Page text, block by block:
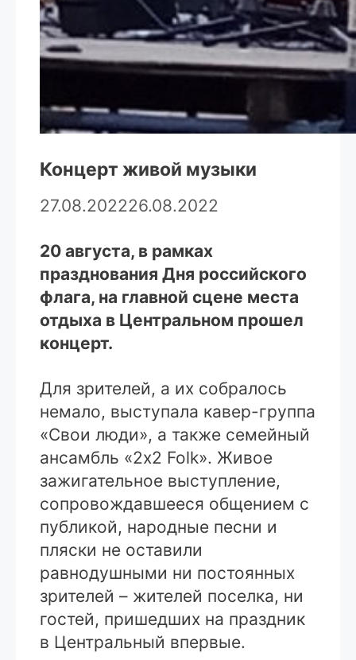
Концерт живой музыки
27.08.202226.08.2022
20 августа, в рамках
празднования Дня российского
флага, на главной сцене места
отдыха в Центральном прошел
концерт.
Для зрителей, а их собралось
немало, выступала кавер-группа
«Свои люди», а также семейный
ансамбль «2х2 Folk». Живое
зажигательное выступление,
сопровождавшееся общением с
публикой, народные песни и
пляски не оставили
равнодушными ни постоянных
зрителей – жителей поселка, ни
гостей, пришедших на праздник
в Центральный впервые.